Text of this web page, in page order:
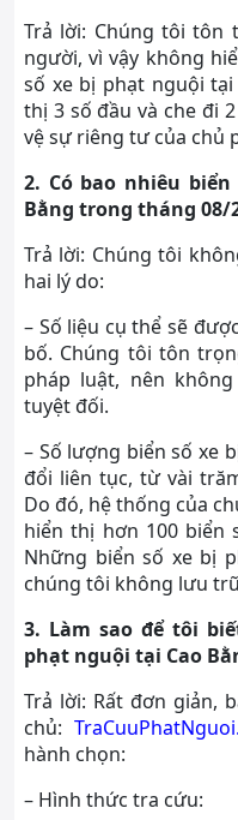
Trả lời: Chúng tôi tôn
người, vì vậy không
số xe bị phạt nguội
thị 3 số đầu và che đi
vệ sự riêng tư của chủ
2. Có bao nhiêu
Bằng trong tháng 08/
Trả lời: Chúng tôi
hai lý do:
– Số liệu cụ thể sẽ
bố. Chúng tôi tôn
pháp luật, nên
tuyệt đối.
– Số lượng biển số xe
đổi liên tục, từ vài
Do đó, hệ thống của
hiển thị hơn 100 biển
Những biển số xe bị
chúng tôi không lưu
3. Làm sao để tôi
phạt nguội tại Cao
Trả lời: Rất đơn giản,
chủ:
hành chọn:
– Hình thức tra cứu: